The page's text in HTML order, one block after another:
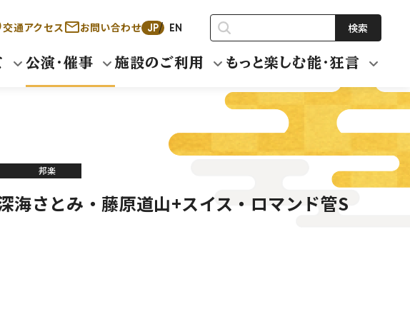
交通アクセス お問い合わせ JP EN 検索
公演・催事 施設のご利用 もっと楽しむ能・狂言
邦楽
さとみ・藤原道山+スイス・ロマンド管S